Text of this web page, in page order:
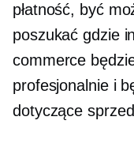
płatność, być
poszukać gdzie
commerce
profesjonalnie i
dotyczące